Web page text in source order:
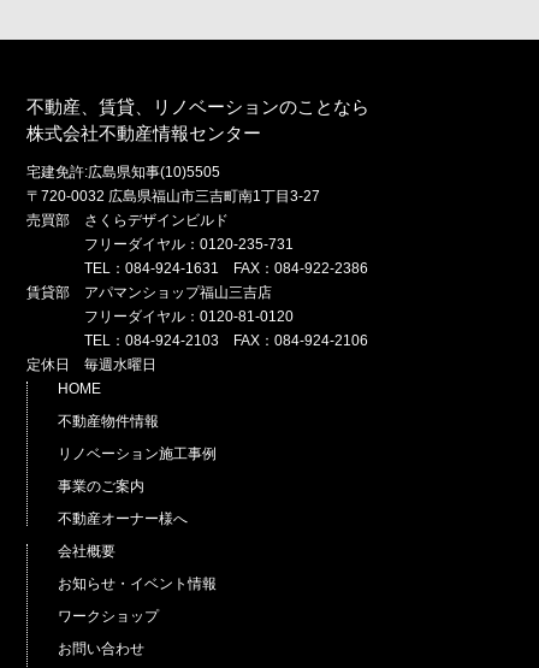
不動産、賃貸、リノベーションのことなら
株式会社不動産情報センター
宅建免許:広島県知事(10)5505
〒720-0032 広島県福山市三吉町南1丁目3-27
売買部 さくらデザインビルド
フリーダイヤル：0120-235-731
TEL：084-924-1631 FAX：084-922-2386
賃貸部 アパマンショップ福山三吉店
フリーダイヤル：0120-81-0120
TEL：084-924-2103 FAX：084-924-2106
定休日 毎週水曜日
HOME
不動産物件情報
リノベーション施工事例
事業のご案内
不動産オーナー様へ
会社概要
お知らせ・イベント情報
ワークショップ
お問い合わせ